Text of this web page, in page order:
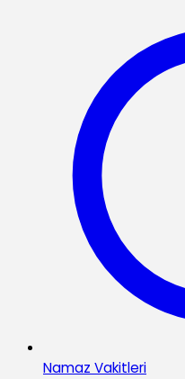
Namaz Vakitleri